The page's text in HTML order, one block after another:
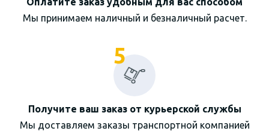
Мы принимаем наличный и безналичный расчет.
5
Получите ваш заказ от курьерской службы
Мы доставляем заказы транспортной компанией